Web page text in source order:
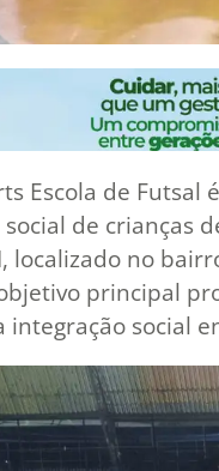
Escola de
de crianças
localizado no
principal
integração social